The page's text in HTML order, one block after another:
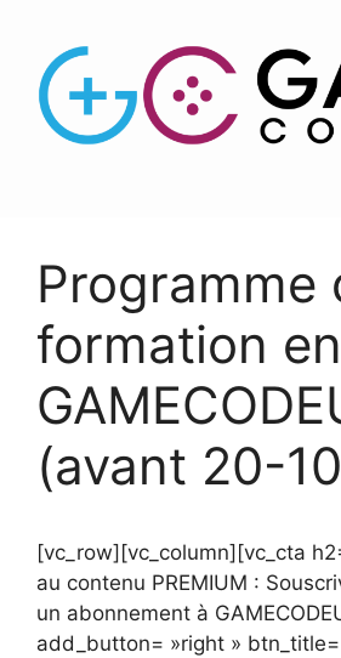
Programme
formation
(avant 20-
[vc_row][vc_column][vc_cta
au contenu PREMIUM :
un abonnement à
add_button= »right »